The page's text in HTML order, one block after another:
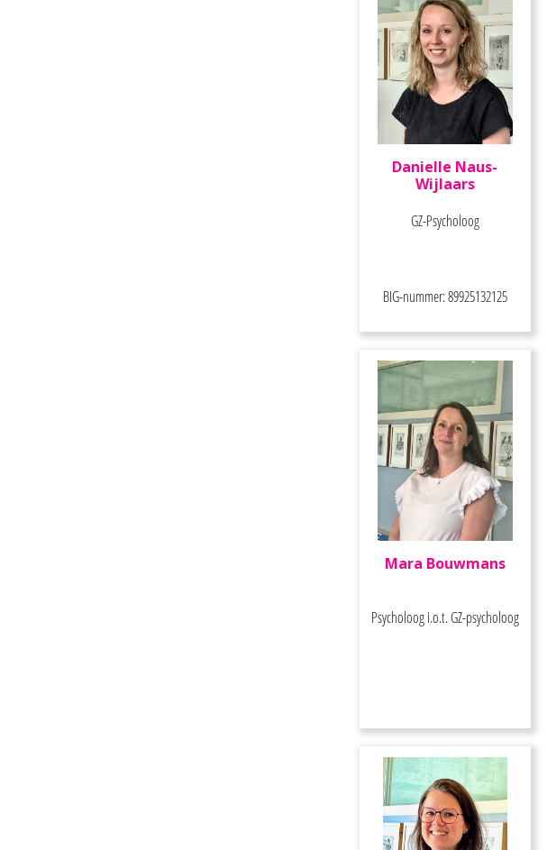
Danielle Naus-
Wijlaars
GZ-Psycholoog
BIG-nummer: 89925132125
Mara Bouwmans
Psycholoog i.o.t. GZ-psycholoog